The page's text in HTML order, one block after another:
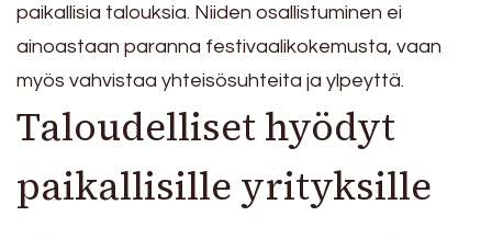
paikallisia talouksia. Niiden osallistuminen ei
ainoastaan paranna festivaalikokemusta, vaan
myös vahvistaa yhteisösuhteita ja ylpeyttä.
Taloudelliset hyödyt
paikallisille yrityksille